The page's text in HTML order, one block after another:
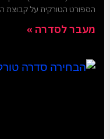
הספורט הטורקית על קבוצת
מעבר לסדרה »